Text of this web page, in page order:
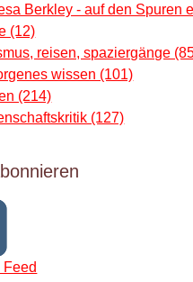
Berkley - auf den Spuren
(12)
reisen, spaziergänge
wissen (101)
(214)
(127)
Feed